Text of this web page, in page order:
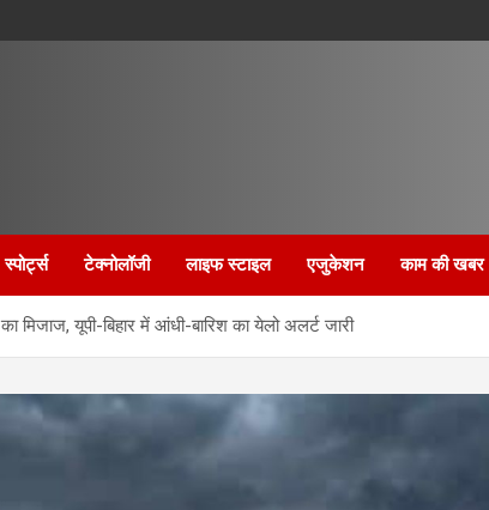
स्पोर्ट्स टेक्नोलॉजी लाइफ स्टाइल एजुकेशन काम की खबर
मिजाज, यूपी-बिहार में आंधी-बारिश का येलो अलर्ट जारी